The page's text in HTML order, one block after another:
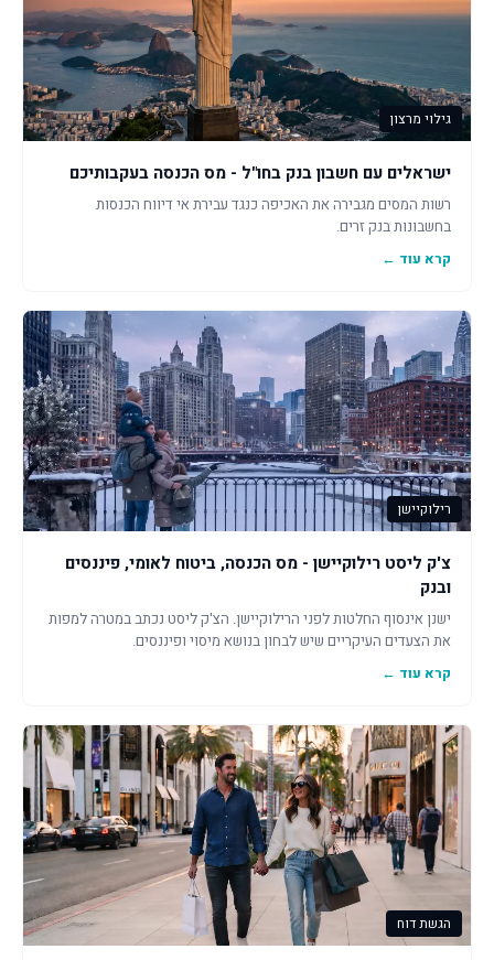
גילוי מרצון
ישראלים עם חשבון בנק בחו"ל - מס הכנסה בעקבותיכם
רשות המסים מגבירה את האכיפה כנגד עבירת אי דיווח הכנסות
בחשבונות בנק זרים.
קרא עוד ←
רילוקיישן
צ'ק ליסט רילוקיישן - מס הכנסה, ביטוח לאומי, פיננסים
ובנק
ישנן אינסוף החלטות לפני הרילוקיישן. הצ'ק ליסט נכתב במטרה למפות
את הצעדים העיקריים שיש לבחון בנושא מיסוי ופיננסים.
קרא עוד ←
הגשת דוח